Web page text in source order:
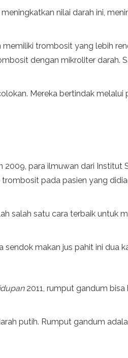
nilai darah ini,
trombosit yang lebih
dengan mikroliter darah.
Mereka bertindak melalui
para ilmuwan dari Institut
pada pasien yang
salah satu cara terbaik untuk
makan jus pahit ini dua
2011, rumput gandum
putih. Rumput gandum